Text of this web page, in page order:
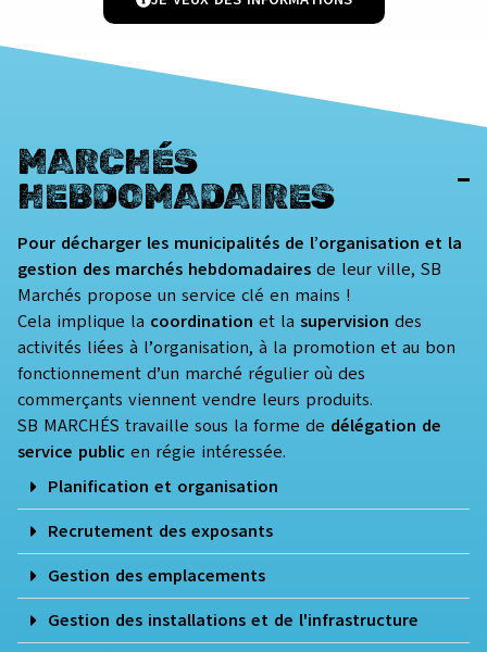
MARCHÉS
HEBDOMADAIRES
Pour décharger les municipalités de l’organisation et la
gestion des marchés hebdomadaires de leur ville, SB
Marchés propose un service clé en mains !
Cela implique la coordination et la supervision des
activités liées à l’organisation, à la promotion et au bon
fonctionnement d’un marché régulier où des
commerçants viennent vendre leurs produits.
SB MARCHÉS travaille sous la forme de délégation de
service public en régie intéressée.
Planification et organisation
Recrutement des exposants
Gestion des emplacements
Gestion des installations et de l'infrastructure